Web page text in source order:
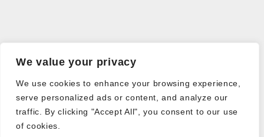
We value your privacy
We use cookies to enhance your browsing experience,
serve personalized ads or content, and analyze our
traffic. By clicking "Accept All", you consent to our use
of cookies.